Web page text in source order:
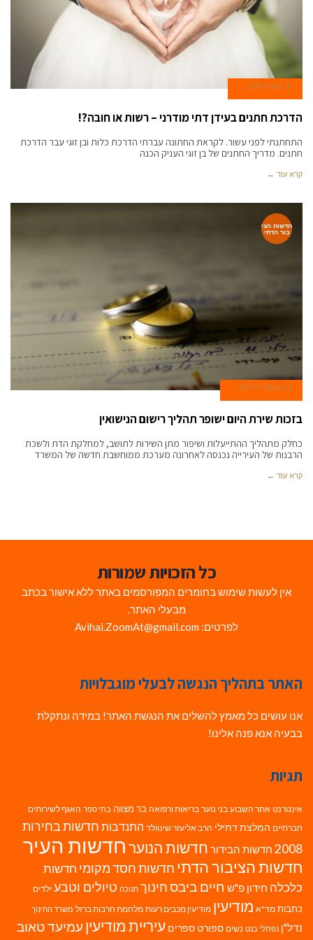
10 במרץ 2019
הדרכת חתנים בעידן דתי מודרני – רשות או חובה?!
התחתנתי לפני עשור. לקראת החתונה עברתי הדרכת כלות ובן זוגי עבר הדרכת
חתנים. מדריך החתנים של בן זוגי העניק הכנה
קרא עוד ←
חדשות הצי
בור הדתי
25 באפריל 2017
בזכות שירת היום ישופר תהליך רישום הנישואין
כחלק מתהליך ההתייעלות ושיפור מתן השירות לתושב, למחלקת הדת ולשכת
הרבנות של העירייה נכנסה לאחרונה מערכת ממוחשבת חדשה של המשרד
קרא עוד ←
כל הזכויות שמורות
אין לעשות שימוש בחומרים המפורסמים באתר ללא אישור בכתב
מבעלי האתר.
לפרטים: Avihai.ZoomAt@gmail.com
האתר בתהליך הנגשה לבעלי מוגבלויות
אנו עושים כל מאמץ להשלים את הנגשת האתר! במידה ונתקלת
בבעיה אנא פנה אלינו!
תגיות
אינטרנט אתר השבוע בני נוער בריאות ורפואה בר מצווה בתי ספר האגף לשירותים
חברתיים המלצת דתילי הרב אליעזר שינוולד התנדבות חדשות בחירות
2008 חדשות הבידור חדשות הנוערחדשות העיר
חדשות הציבור הדתי חדשות חסד מקומי חדשות
כלכלה חידון פ"ש חיים ביבסחינוך חנוכה טיולים וטבע ילדים
כתבות מד"א מודיעין מודיעין מכבים רעות מלחמת חרבות ברזל משרד החינוך
נדל"ן נפתלי בנט נשים ספורט ספרים עיריית מודיעין עמיעד טאוב